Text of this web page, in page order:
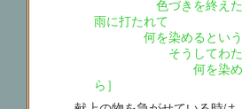
色づきを終えた
雨に打たれて
何を染めるという
そうしてわたし
何を染めたら
ら］